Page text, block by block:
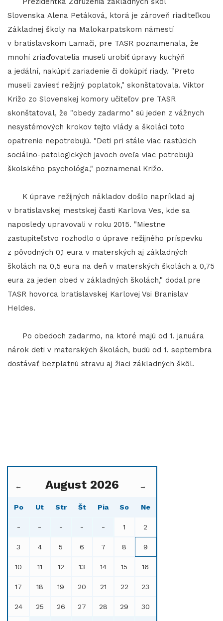
Slovenska Alena Petáková, ktorá je zároveň riaditeľkou
Základnej školy na Malokarpatskom námestí
v bratislavskom Lamači, pre TASR poznamenala, že
mnohí zriaďovatelia museli urobiť úpravy kuchýň
a jedální, nakúpiť zariadenie či dokúpiť riady. "Preto
museli zaviesť režijný poplatok," skonštatovala. Viktor
Križo zo Slovenskej komory učiteľov pre TASR
skonštatoval, že "obedy zadarmo" sú jeden z vážnych
nesystémových krokov tejto vlády a školáci toto
opatrenie nepotrebujú. "Deti pri stále viac rastúcich
sociálno-patologických javoch oveľa viac potrebujú
školského psychológa," poznamenal Križo.
K úprave režijných nákladov došlo napríklad aj
v bratislavskej mestskej časti Karlova Ves, kde sa
naposledy upravovali v roku 2015. "Miestne
zastupiteľstvo rozhodlo o úprave režijného príspevku
z pôvodných 0,1 eura v materských aj základných
školách na 0,5 eura na deň v materských školách a 0,75
eura za jeden obed v základných školách," dodal pre
TASR hovorca bratislavskej Karlovej Vsi Branislav
Heldes.
Po obedoch zadarmo, na ktoré majú od 1. januára
nárok deti v materských školách, budú od 1. septembra
dostávať bezplatnú stravu aj žiaci základných škôl.
← August 2026 →
Po Ut Str Št Pia So Ne
- - - - - 1 2
3 4 5 6 7 8 9
10 11 12 13 14 15 16
17 18 19 20 21 22 23
24 25 26 27 28 29 30